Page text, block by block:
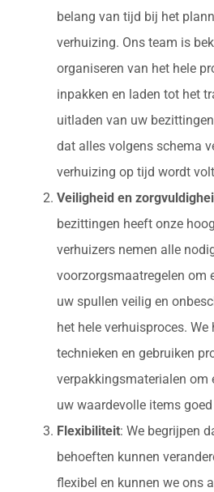
belang van tijd bij het
verhuizing. Ons team is
organiseren van het hele
inpakken en laden tot het
uitladen van uw
dat alles volgens schema
verhuizing op tijd wordt
Veiligheid en
bezittingen heeft onze
verhuizers nemen alle
voorzorgsmaatregelen om
uw spullen veilig en
het hele verhuisproces.
technieken en gebruiken
verpakkingsmaterialen om
uw waardevolle items
Flexibiliteit: We begrijpen
behoeften kunnen
flexibel en kunnen we ons